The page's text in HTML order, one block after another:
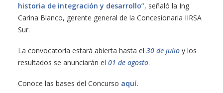
historia de integración y desarrollo”, señaló la Ing.
Carina Blanco, gerente general de la Concesionaria IIRSA
Sur.
La convocatoria estará abierta hasta el 30 de julio y los
resultados se anunciarán el 01 de agosto.
Conoce las bases del Concurso aquí.